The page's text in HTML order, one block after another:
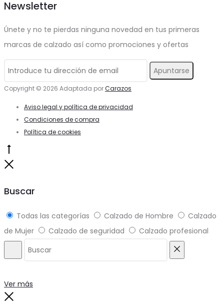
en
página
producto
Las
opciones
se
elegir
en
página
de
Newsletter
Únete y no te pierdas ninguna novedad en tus primeras
marcas de calzado así como promociones y ofertas
Copyright © 2026 Adaptada porCarazos
Aviso legal y política de privacidad
Condiciones de compra
Política de cookies
Buscar
Todas las categorías Calzado de Hombre
Calzado
de Mujer
Calzado de seguridad Calzado profesional
Ver más